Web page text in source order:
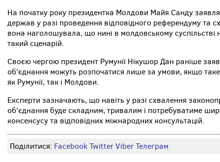
На початку року президентка Молдови Майя Санду
держав у разі проведення відповідного референдуму та
вона наголошувала, що нині в молдовському суспільстві
такий сценарій.
Своєю чергою президент Румунії Нікушор Дан раніше
об'єднання можуть розпочатися лише за умови, якщо
як Румунії, так і Молдови.
Експерти зазначають, що навіть у разі схвалення
об'єднання буде складним, тривалим і потребуватиме
консенсусу та відповідних міжнародних консультацій.
Поділитися: FacebookTwitterViberТелеграм